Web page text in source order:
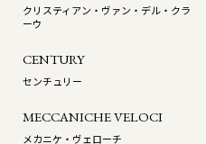
クリスティアン・ヴァン・デル・クラ
ーウ
CENTURY
センチュリー
MECCANICHE VELOCI
メカニケ・ヴェローチ